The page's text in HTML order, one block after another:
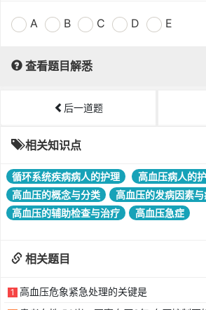
A B C D E
查看题目解悉
后一道题
相关知识点
循环系统疾病病人的护理
高血压病人的
高血压的概念与分类
高血压的发病因素与
高血压的辅助检查与治疗
高血压急症
相关题目
1 高血压危象紧急处理的关键是